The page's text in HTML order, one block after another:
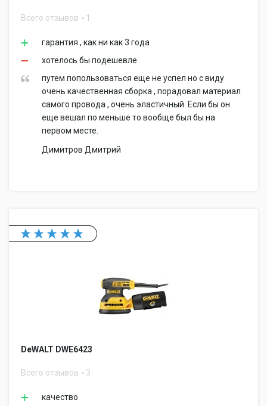
Всего отзывов 1
гарантия , как ни как 3 года
хотелось бы подешевле
путем попользоваться еще не успел но с виду
очень качественная сборка , порадовал материал
самого провода , очень эластичный. Если бы он
еще вешал по меньше то вообще был бы на
первом месте.
Димитров Дмитрий
DeWALT DWE6423
Всего отзывов 3
качество